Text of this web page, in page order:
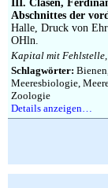
III. Clasen,
Abschnittes der
Halle, Druck von
OHln.
Kapital mit Fehlstelle,
Schlagwörter:
Meeresbiologie,
Zoologie
Details anzeigen…